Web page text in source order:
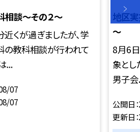
相談～その２～
くが過ぎましたが、学
の教科相談が行われて
...
07
07
地区
～
8月6日
象と
男子
公開日
更新日